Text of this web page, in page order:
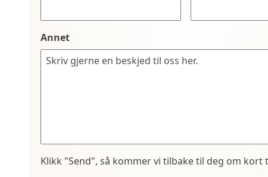
Annet
Klikk "Send", så kommer vi tilbake til deg om kort